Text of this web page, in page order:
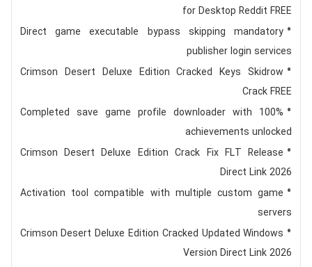
for Desktop Reddit FREE
Direct game executable bypass skipping mandatory
publisher login services
Crimson Desert Deluxe Edition Cracked Keys Skidrow
Crack FREE
Completed save game profile downloader with 100%
achievements unlocked
Crimson Desert Deluxe Edition Crack Fix FLT Release
Direct Link 2026
Activation tool compatible with multiple custom game
servers
Crimson Desert Deluxe Edition Cracked Updated Windows
Version Direct Link 2026